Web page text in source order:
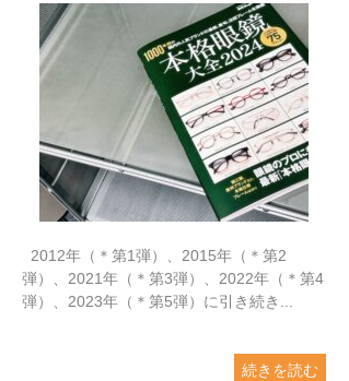
2012年（＊第1弾）、2015年（＊第2
弾）、2021年（＊第3弾）、2022年（＊第4
弾）、2023年（＊第5弾）に引き続き...
続きを読む